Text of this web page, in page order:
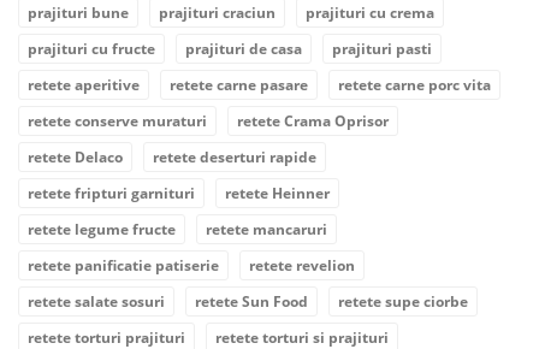
prajituri bune
prajituri craciun
prajituri cu crema
prajituri cu fructe
prajituri de casa
prajituri pasti
retete aperitive
retete carne pasare
retete carne porc vita
retete conserve muraturi
retete Crama Oprisor
retete Delaco
retete deserturi rapide
retete fripturi garnituri
retete Heinner
retete legume fructe
retete mancaruri
retete panificatie patiserie
retete revelion
retete salate sosuri
retete Sun Food
retete supe ciorbe
retete torturi prajituri
retete torturi si prajituri